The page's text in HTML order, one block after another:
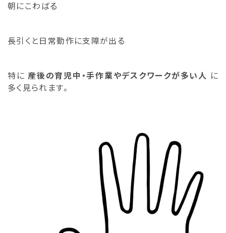
朝にこわばる
長引くと日常動作に支障が出る
特に 産後の育児中・手作業やデスクワークが多い人 に
多く見られます。